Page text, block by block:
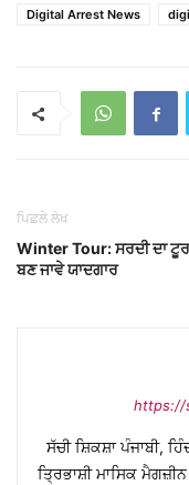
Digital Arrest News
ਪਿਛਲੇ ਲੇਖ
Winter Tour: ਸਰਦੀ ਦਾ
ਬਣ ਜਾਵੇ ਯਾਦਗਾਰ
https://
ਸੱਚੀ ਸ਼ਿਕਸ਼ਾ ਪੰਜਾਬੀ,
ਤ੍ਰਿਭਾਸ਼ੀ ਮਾਸਿਕ